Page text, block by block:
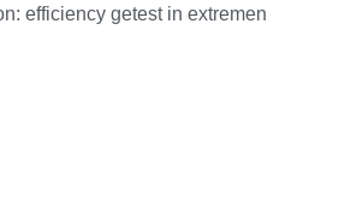
efficiency getest in extremen